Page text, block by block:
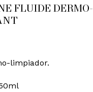
FLUIDE DERMO-
limpiador.